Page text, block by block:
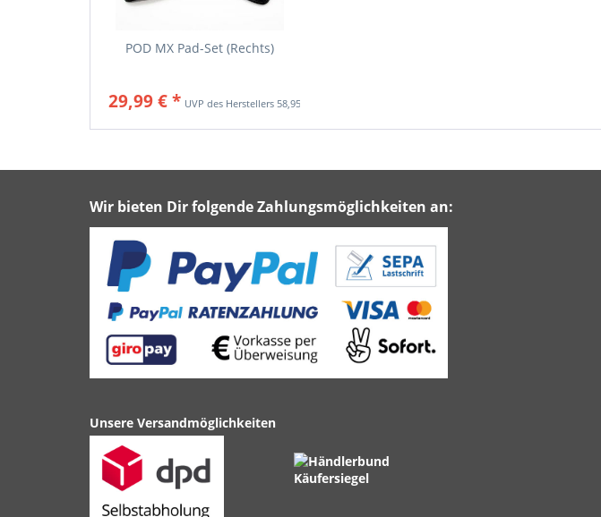
POD MX Pad-Set (Rechts)
29,99 € * 58,95 € *
Wir bieten Dir folgende Zahlungsmöglichkeiten an:
Unsere Versandmöglichkeiten